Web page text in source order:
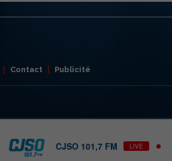
Contact Publicité
CJSO 101,7 FM LIVE